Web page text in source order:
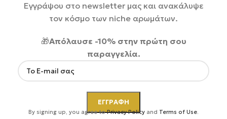
Εγγράψου στο newsletter μας και ανακάλυψε
τον κόσμο των niche αρωμάτων.
🎁Απόλαυσε -10% στην πρώτη σου
παραγγελία.
By signing up, you agree toPrivacy Policy and Terms of Use.